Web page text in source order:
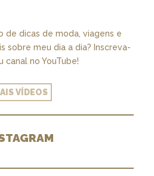
de dicas de moda, viagens e
sobre meu dia a dia? Inscreva-
canal no YouTube!
VÍDEOS